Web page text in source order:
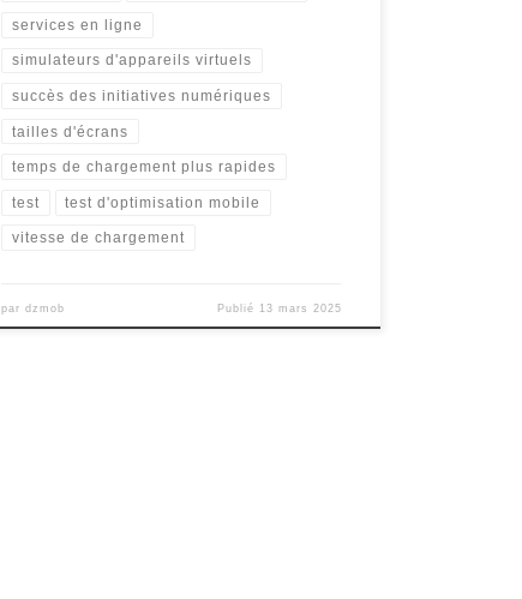
services en ligne
simulateurs d'appareils virtuels
succès des initiatives numériques
tailles d'écrans
temps de chargement plus rapides
test test d'optimisation mobile
vitesse de chargement
pardzmob Publié 13 mars 2025